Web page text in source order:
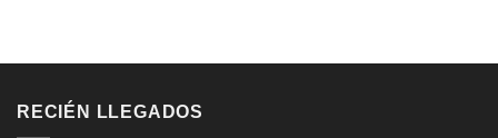
RECIÉN LLEGADOS